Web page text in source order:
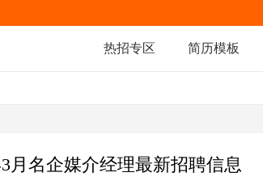
热招专区 简历模板
月名企媒介经理最新招聘信息